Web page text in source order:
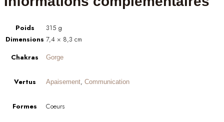
Poids
315 g
Dimensions 7,4 × 8,3 cm
Chakras
Gorge
Vertus Apaisement, Communication
Formes Coeurs